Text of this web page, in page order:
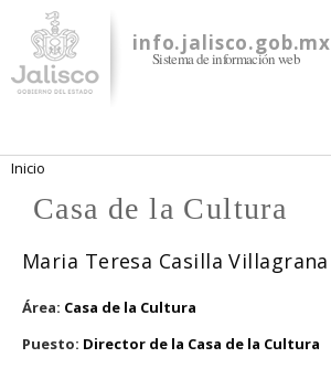
contenido
principal
info.jalisco.gob.mx
Sistema de información web
Se encuentra usted aquí
Inicio
Casa de la Cultura
Maria Teresa Casilla Villagrana
Área: Casa de la Cultura
Puesto: Director de la Casa de la Cultura